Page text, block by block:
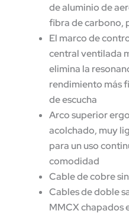
de aluminio de
fibra de carbono,
El marco de
central ventilada
elimina la
rendimiento más
de escucha
Arco superior
acolchado, muy
para un uso
comodidad
Cable de cobre
Cables de doble
MMCX chapados